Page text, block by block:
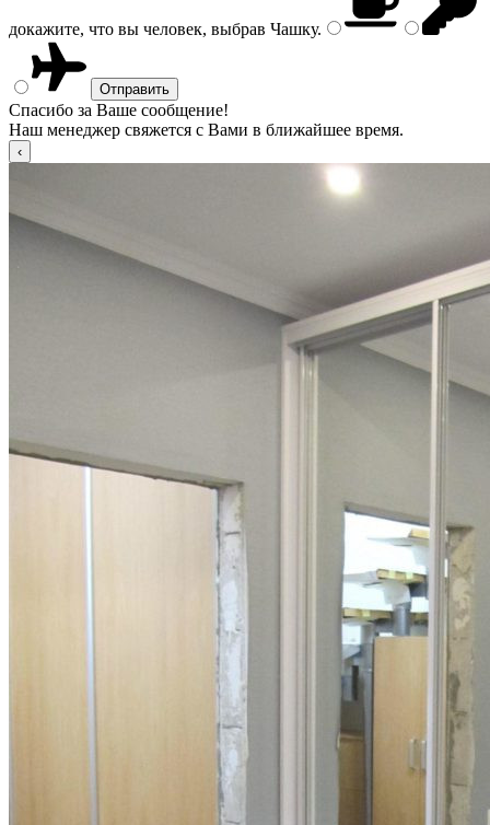
докажите, что вы человек, выбрав Чашку.
Спасибо за Ваше сообщение!
Наш менеджер свяжется с Вами в ближайшее время.